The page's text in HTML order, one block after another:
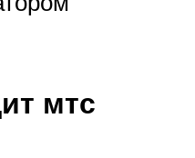
мтс